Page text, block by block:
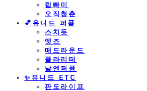
립빠미
오직청춘
💕유니드 퍼퓸
스치듯
엣즈
매드라운드
플라리떼
날엔퍼퓸
​✨유니드 ETC
판도라이프